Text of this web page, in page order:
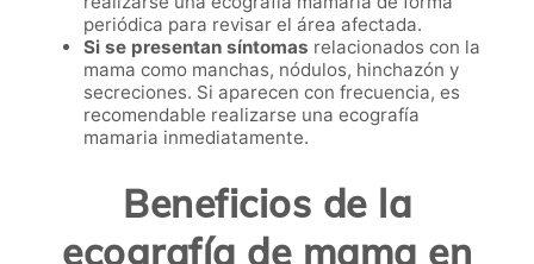
periódica para revisar el área afectada.
Si se presentan síntomas relacionados con la
mama como manchas, nódulos, hinchazón y
secreciones. Si aparecen con frecuencia, es
recomendable realizarse una ecografía
mamaria inmediatamente.
Beneficios de la
ecografía de mama en